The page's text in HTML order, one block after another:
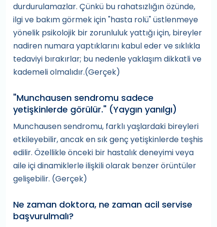
durdurulamazlar. Çünkü bu rahatsızlığın özünde,
ilgi ve bakım görmek için "hasta rolü" üstlenmeye
yönelik psikolojik bir zorunluluk yattığı için, bireyler
nadiren numara yaptıklarını kabul eder ve sıklıkla
tedaviyi bırakırlar; bu nedenle yaklaşım dikkatli ve
kademeli olmalıdır.(Gerçek)
"Munchausen sendromu sadece
yetişkinlerde görülür." (Yaygın yanılgı)
Munchausen sendromu, farklı yaşlardaki bireyleri
etkileyebilir, ancak en sık genç yetişkinlerde teşhis
edilir. Özellikle önceki bir hastalık deneyimi veya
aile içi dinamiklerle ilişkili olarak benzer örüntüler
gelişebilir. (Gerçek)
Ne zaman doktora, ne zaman acil servise
başvurulmalı?